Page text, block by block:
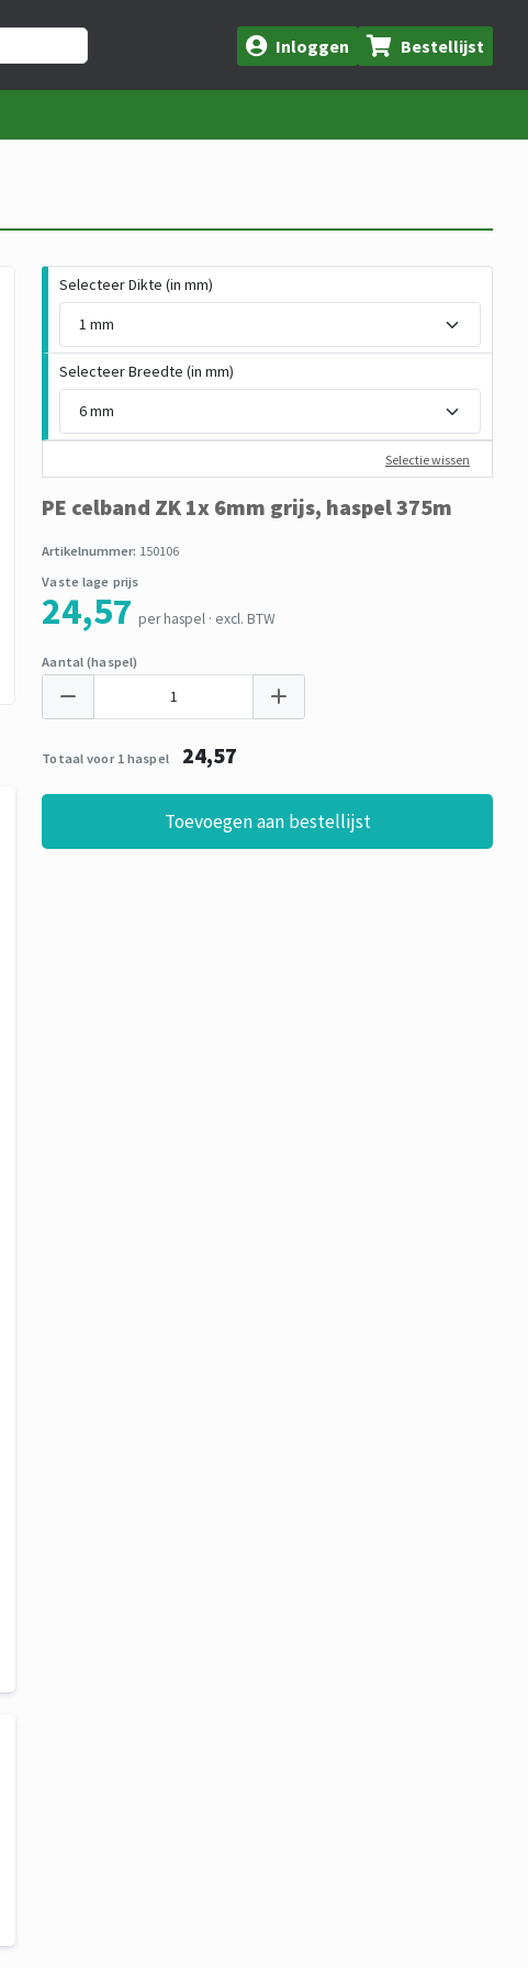
Inloggen Bestellijst
Selecteer Dikte (in mm)
Selecteer Breedte (in mm)
Selectie wissen
PE celband ZK 1x 6mm grijs, haspel 375m
Artikelnummer: 150106
Vaste lage prijs
24,57 per haspel · excl. BTW
Aantal (haspel)
Totaal voor 1 haspel 24,57
Toevoegen aan bestellijst